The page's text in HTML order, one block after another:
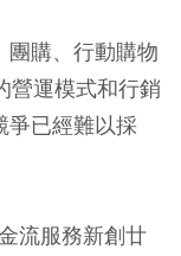
團購、行動購物
營運模式和行銷
爭已經難以採
流服務新創廿